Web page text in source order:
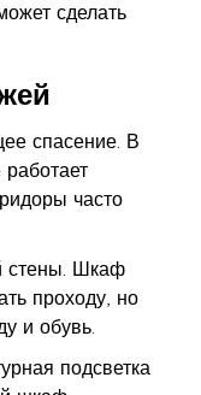
сделать
спасение. В
часто
стены. Шкаф
проходу, но
и обувь.
подсветка